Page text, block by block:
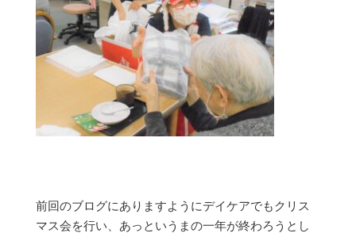
前回のブログにありますようにデイケアでもクリス
マス会を行い、あっというまの一年が終わろうとし